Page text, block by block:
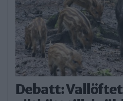
Debatt: